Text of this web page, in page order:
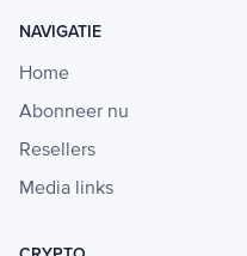
NAVIGATIE
Home
Abonneer nu
Resellers
Media links